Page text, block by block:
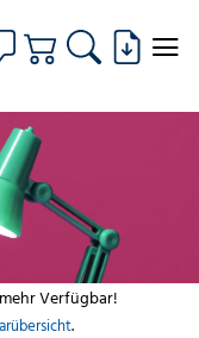
Verfügbar!
.